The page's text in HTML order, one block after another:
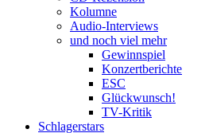
Kolumne
Audio-Interviews
und noch viel mehr
Gewinnspiel
Konzertberichte
ESC
Glückwunsch!
TV-Kritik
Schlagerstars